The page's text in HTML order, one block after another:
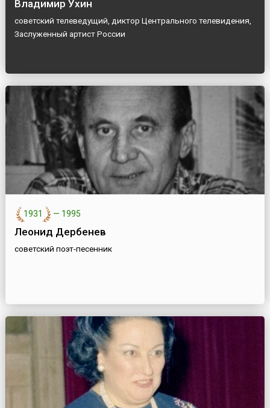
Владимир Ухин
советский телеведущий, диктор Центрального телевидения,
Заслуженный артист России
1931 — 1995
Леонид Дербенев
советский поэт-песенник